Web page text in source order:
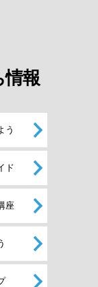
情報
う
ド
座